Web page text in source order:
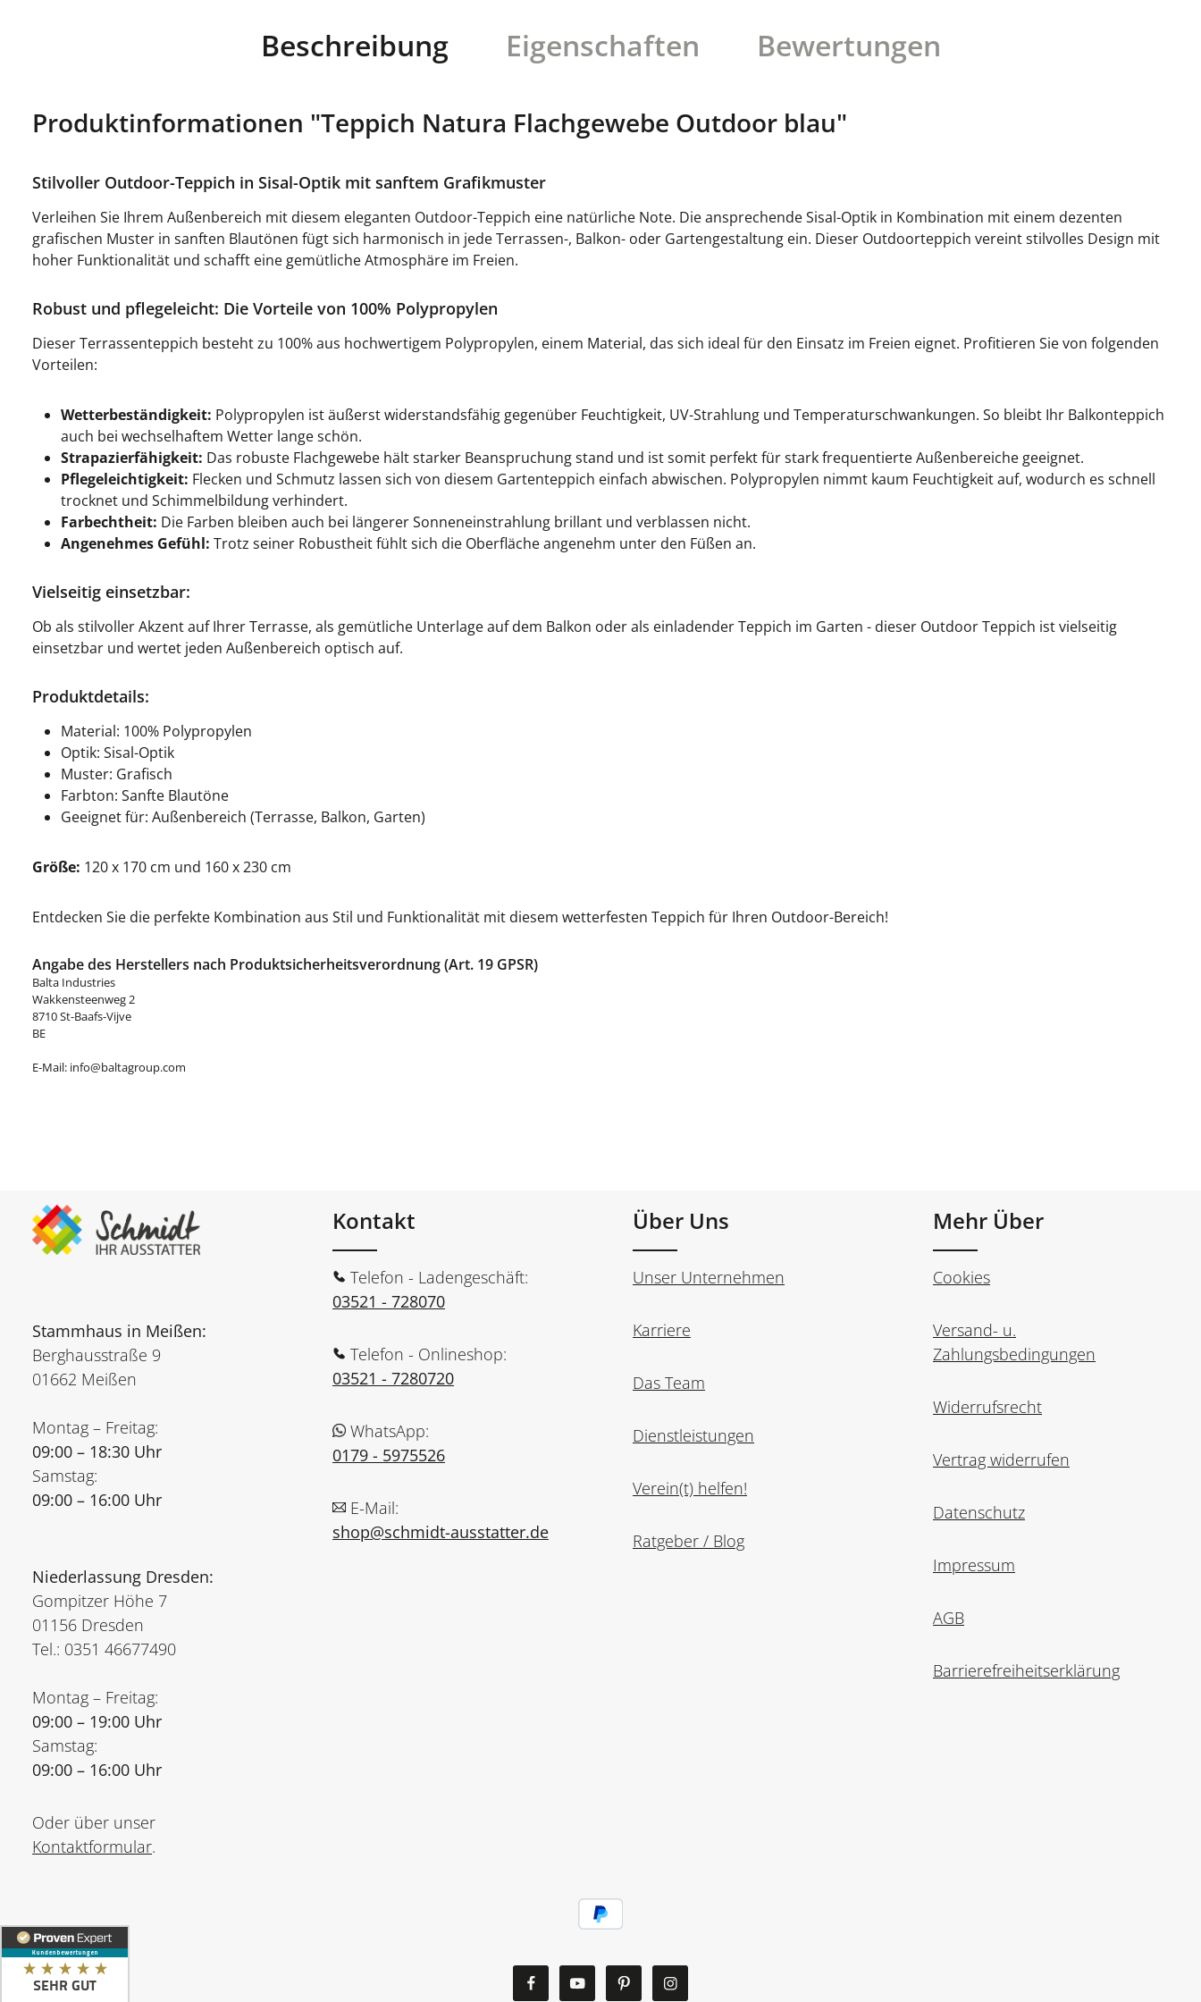
Beschreibung Eigenschaften Bewertungen
Produktinformationen "Teppich Natura Flachgewebe Outdoor blau"
Stilvoller Outdoor-Teppich in Sisal-Optik mit sanftem Grafikmuster
Verleihen Sie Ihrem Außenbereich mit diesem eleganten Outdoor-Teppich eine natürliche Note. Die ansprechende Sisal-Optik in Kombination mit einem dezenten
grafischen Muster in sanften Blautönen fügt sich harmonisch in jede Terrassen-, Balkon- oder Gartengestaltung ein. Dieser Outdoorteppich vereint stilvolles Design mit
hoher Funktionalität und schafft eine gemütliche Atmosphäre im Freien.
Robust und pflegeleicht: Die Vorteile von 100% Polypropylen
Dieser Terrassenteppich besteht zu 100% aus hochwertigem Polypropylen, einem Material, das sich ideal für den Einsatz im Freien eignet. Profitieren Sie von folgenden
Vorteilen:
Wetterbeständigkeit: Polypropylen ist äußerst widerstandsfähig gegenüber Feuchtigkeit, UV-Strahlung und Temperaturschwankungen. So bleibt Ihr Balkonteppich
auch bei wechselhaftem Wetter lange schön.
Strapazierfähigkeit: Das robuste Flachgewebe hält starker Beanspruchung stand und ist somit perfekt für stark frequentierte Außenbereiche geeignet.
Pflegeleichtigkeit: Flecken und Schmutz lassen sich von diesem Gartenteppich einfach abwischen. Polypropylen nimmt kaum Feuchtigkeit auf, wodurch es schnell
trocknet und Schimmelbildung verhindert.
Farbechtheit: Die Farben bleiben auch bei längerer Sonneneinstrahlung brillant und verblassen nicht.
Angenehmes Gefühl: Trotz seiner Robustheit fühlt sich die Oberfläche angenehm unter den Füßen an.
Vielseitig einsetzbar:
Ob als stilvoller Akzent auf Ihrer Terrasse, als gemütliche Unterlage auf dem Balkon oder als einladender Teppich im Garten - dieser Outdoor Teppich ist vielseitig
einsetzbar und wertet jeden Außenbereich optisch auf.
Produktdetails:
Material: 100% Polypropylen
Optik: Sisal-Optik
Muster: Grafisch
Farbton: Sanfte Blautöne
Geeignet für: Außenbereich (Terrasse, Balkon, Garten)
Größe: 120 x 170 cm und 160 x 230 cm
Entdecken Sie die perfekte Kombination aus Stil und Funktionalität mit diesem wetterfesten Teppich für Ihren Outdoor-Bereich!
Angabe des Herstellers nach Produktsicherheitsverordnung (Art. 19 GPSR)
Balta Industries
Wakkensteenweg 2
8710 St-Baafs-Vijve
BE
E-Mail: info@baltagroup.com
Stammhaus in Meißen:
Berghausstraße 9
01662 Meißen
Montag – Freitag:
09:00 – 18:30 Uhr
Samstag:
09:00 – 16:00 Uhr
Niederlassung Dresden:
Gompitzer Höhe 7
01156 Dresden
Tel.: 0351 46677490
Montag – Freitag:
09:00 – 19:00 Uhr
Samstag:
09:00 – 16:00 Uhr
Oder über unser
Kontaktformular.
Kontakt
Telefon - Ladengeschäft:
03521 - 728070
Telefon - Onlineshop:
03521 - 7280720
WhatsApp:
0179 - 5975526
E-Mail:
shop@schmidt-ausstatter.de
Über Uns
Unser Unternehmen
Karriere
Das Team
Dienstleistungen
Verein(t) helfen!
Ratgeber / Blog
Mehr Über
Cookies
Versand- u.
Zahlungsbedingungen
Widerrufsrecht
Vertrag widerrufen
Datenschutz
Impressum
AGB
Barrierefreiheitserklärung